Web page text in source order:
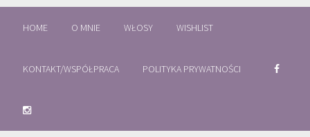
HOME O MNIE WŁOSY WISHLIST
KONTAKT/WSPÓŁPRACA POLITYKA PRYWATNOŚCI